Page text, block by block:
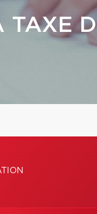
TAXE